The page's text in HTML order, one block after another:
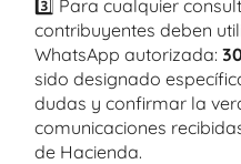
3️⃣ Para cualquier
contribuyentes deben
WhatsApp autorizada:
sido designado
dudas y confirmar la
comunicaciones
de Hacienda.